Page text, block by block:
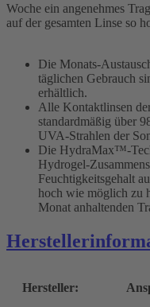
Woche ein angenehmes
auf der gesamten Linse so
Die Monats-
täglichen Gebrauch
erhältlich.
Alle Kontaktlinsen
standardmäßig über
UVA-Strahlen der
Die HydraMax™-
Hydrogel-
Feuchtigkeitsgehalt
hoch wie möglich zu
Monat anhaltenden
Hersteller: